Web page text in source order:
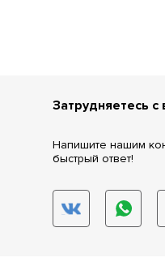
Затрудняетесь
Напишите нашим
быстрый ответ!